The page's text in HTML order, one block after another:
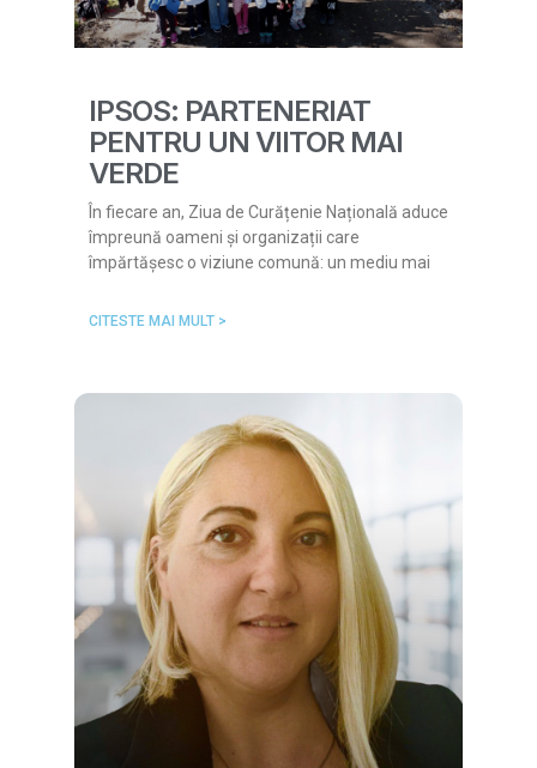
IPSOS: PARTENERIAT
PENTRU UN VIITOR MAI
VERDE
În fiecare an, Ziua de Curățenie Națională aduce
împreună oameni și organizații care
împărtășesc o viziune comună: un mediu mai
CITESTE MAI MULT >